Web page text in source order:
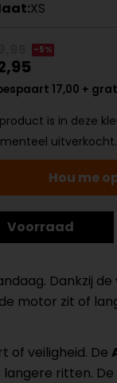
XS
-5%
17,00 +
is in deze
uitverkocht.
Hou me
Voorraad
Dankzij
motor zit of
of veiligheid. De
ritten. De